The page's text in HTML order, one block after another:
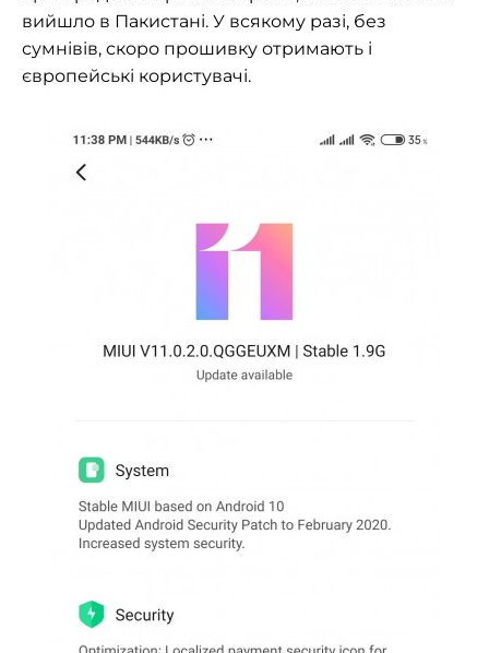
вийшло в Пакистані. У всякому разі, без
сумнівів, скоро прошивку отримають і
європейські користувачі.